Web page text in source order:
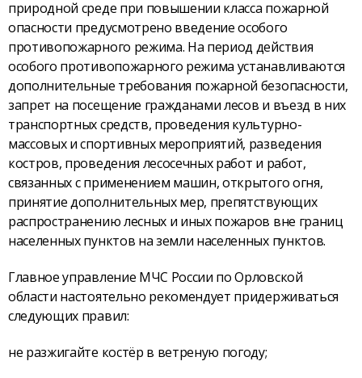
природной среде при повышении класса пожарной
опасности предусмотрено введение особого
противопожарного режима. На период действия
особого противопожарного режима устанавливаются
дополнительные требования пожарной безопасности,
запрет на посещение гражданами лесов и въезд в них
транспортных средств, проведения культурно-
массовых и спортивных мероприятий, разведения
костров, проведения лесосечных работ и работ,
связанных с применением машин, открытого огня,
принятие дополнительных мер, препятствующих
распространению лесных и иных пожаров вне границ
населенных пунктов на земли населенных пунктов.
Главное управление МЧС России по Орловской
области настоятельно рекомендует придерживаться
следующих правил:
не разжигайте костёр в ветреную погоду;